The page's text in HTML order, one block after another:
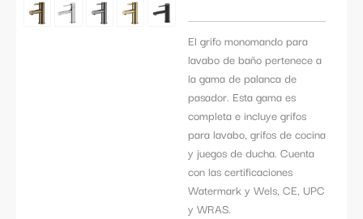
El grifo monomando para
lavabo de baño pertenece a
la gama de palanca de
pasador. Esta gama es
completa e incluye grifos
para lavabo, grifos de cocina
y juegos de ducha. Cuenta
con las certificaciones
Watermark y Wels, CE, UPC
y WRAS.